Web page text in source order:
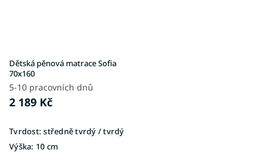
Dětská pěnová matrace Sofia
70x160
5-10 pracovních dnů
2 189 Kč
Tvrdost:středně tvrdý / tvrdý
Výška: 10 cm